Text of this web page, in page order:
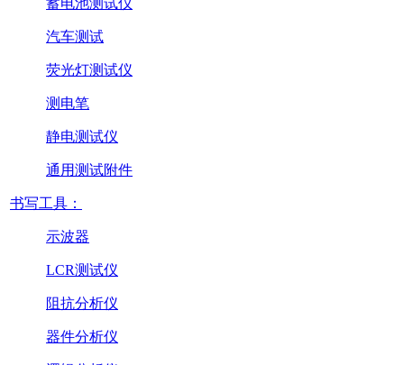
蓄电池测试仪
汽车测试
荧光灯测试仪
测电笔
静电测试仪
通用测试附件
书写工具：
示波器
LCR测试仪
阻抗分析仪
器件分析仪